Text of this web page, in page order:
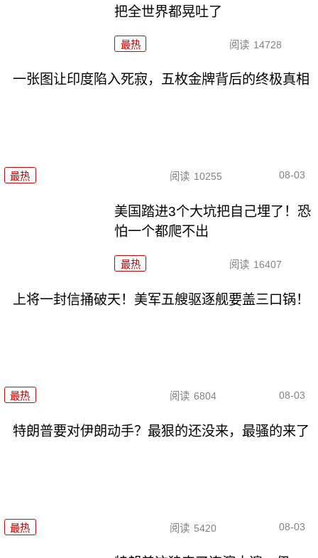
把全世界都晃吐了
最热 阅读 14728
一张图让印度陷入死寂，五枚金牌背后的终极真相
最热 阅读 10255 08-03
美国踏进3个大坑把自己埋了！恐
怕一个都爬不出
最热 阅读 16407
上将一封信捅破天！美军五艘驱逐舰要盖三口锅！
最热 阅读 6804 08-03
特朗普要对伊朗动手？最狠的还没来，最骚的来了
最热 阅读 5420 08-03